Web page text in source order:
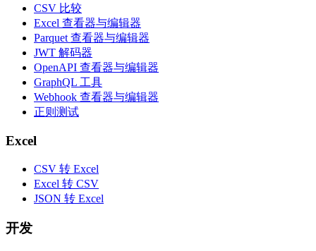
CSV 比较
Excel 查看器与编辑器
Parquet 查看器与编辑器
JWT 解码器
OpenAPI 查看器与编辑器
GraphQL 工具
Webhook 查看器与编辑器
正则测试
Excel
CSV 转 Excel
Excel 转 CSV
JSON 转 Excel
开发